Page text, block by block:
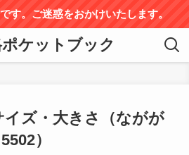
す。ご迷惑をおかけいたします。
ケットブック
イズ・大きさ（ながが
）